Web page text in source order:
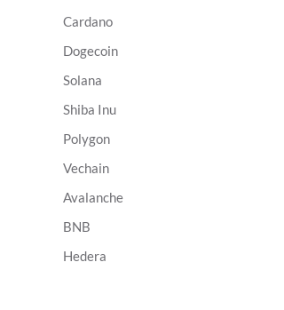
Cardano
Dogecoin
Solana
Shiba Inu
Polygon
Vechain
Avalanche
BNB
Hedera